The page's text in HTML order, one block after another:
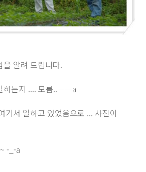
을 알려 드립니다.
는지 .... 모름..ㅡㅡa
기서 일하고 있었음으로 ... 사진이
-_-a